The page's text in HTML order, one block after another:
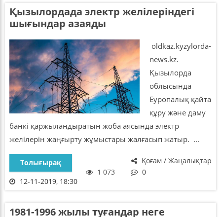
Қызылордада электр желілеріндегі
шығындар азаяды
oldkaz.kyzylorda-
news.kz.
Қызылорда
облысында
Еуропалық қайта
құру және даму
банкі қаржыландыратын жоба аясында электр
желілерін жаңғырту жұмыстары жалғасып жатыр. ...
Қоғам / Жаңалықтар
Толығырақ
1 073
0
12-11-2019, 18:30
1981-1996 жылы туғандар неге